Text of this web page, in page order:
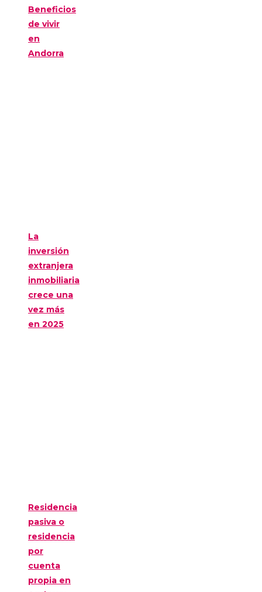
Beneficios
de vivir
en
Andorra
La
inversión
extranjera
inmobiliaria
crece una
vez más
en 2025
Residencia
pasiva o
residencia
por
cuenta
propia en